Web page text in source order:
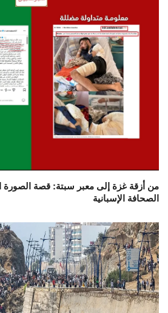
من أزقة غزة إلى معبر سبتة: قصة
الصحافة الإسبانية